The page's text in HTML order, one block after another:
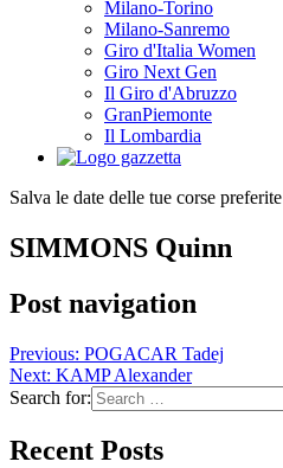
Milano-Torino
Milano-Sanremo
Giro d'Italia Women
Giro Next Gen
Il Giro d'Abruzzo
GranPiemonte
Il Lombardia
Salva le date delle tue corse preferite
SIMMONS Quinn
Post navigation
Previous: POGACAR Tadej
Next: KAMP Alexander
Search for:
Recent Posts